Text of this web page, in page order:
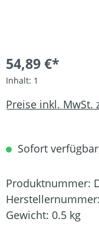
54,89 €*
Inhalt: 1
Preise inkl. MwSt.
Sofort
Produktnummer:
Herstellernummer:
Gewicht: 0.5 kg